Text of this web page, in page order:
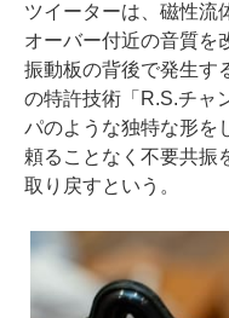
ツイーターは、磁性流
オーバー付近の音質を
振動板の背後で発生す
の特許技術「R.S.チャ
パのような独特な形を
頼ることなく不要共振
取り戻すという。